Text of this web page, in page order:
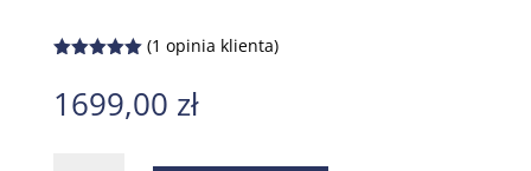
na
podstawie
(1 opinia klienta)
1699,00 zł